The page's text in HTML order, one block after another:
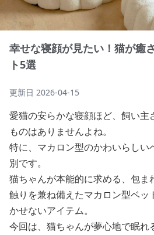
幸せな寝顔が見たい！猫が癒
ト5選
更新日 2026-04-15
愛猫の安らかな寝顔ほど、飼い主
ものはありませんよね。
特に、マカロン型のかわいらしい
別です。
猫ちゃんが本能的に求める、包ま
触りを兼ね備えたマカロン型ベッ
かせないアイテム。
今回は、猫ちゃんが夢心地で眠れ